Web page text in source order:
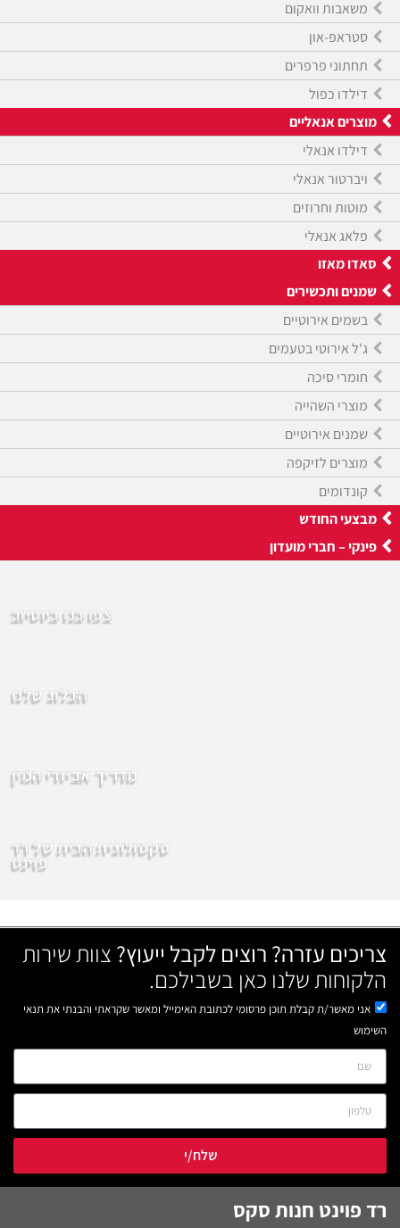
משאבות וואקום
סטראפ-און
תחתוני פרפרים
דילדו כפול
מוצרים אנאליים
דילדו אנאלי
ויברטור אנאלי
מוטות וחרוזים
פלאג אנאלי
סאדו מאזו
שמנים ותכשירים
בשמים אירוטיים
ג'ל אירוטי בטעמים
חומרי סיכה
מוצרי השהייה
שמנים אירוטיים
מוצרים לזיקפה
קונדומים
מבצעי החודש
פינקי – חברי מועדון
צפו בנו ביוטיוב
הבלוג שלנו
מדריך אביזרי המין
סקסולוגית הבית של רד
פוינט
צריכים עזרה? רוצים לקבל ייעוץ? צוות שירות
הלקוחות שלנו כאן בשבילכם.
אני מאשר/ת קבלת תוכן פרסומי לכתובת האימייל ומאשר שקראתי והבנתי את תנאי
השימוש
שלח/י
רד פוינט חנות סקס